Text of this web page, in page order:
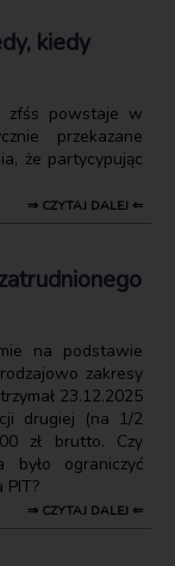
kiedy
zfśs powstaje w
przekazane
że partycypując
⇒ CZYTAJ DALEJ ⇐
na podstawie
zakresy
23.12.2025
drugiej (na 1/2
zł brutto. Czy
było ograniczyć
PIT?
⇒ CZYTAJ DALEJ ⇐